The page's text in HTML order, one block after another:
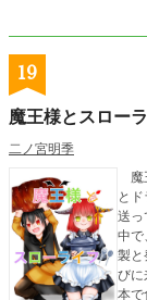
19
魔王様とスロー
二ノ宮明季
魔
と
送
中
製
びに
本